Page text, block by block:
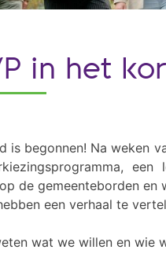
in het
is begonnen! Na weken
een
de gemeenteborden
een verhaal te
wat we willen en wie